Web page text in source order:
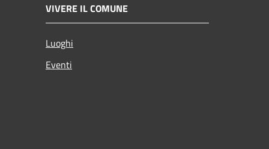
VIVERE IL COMUNE
Luoghi
Eventi